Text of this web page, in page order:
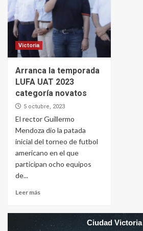
Victoria
Arranca la temporada
LUFA UAT 2023
categoría novatos
5 octubre, 2023
El rector Guillermo
Mendoza dio la patada
inicial del torneo de futbol
americano en el que
participan ocho equipos
de...
Leer más
Ciudad Victoria